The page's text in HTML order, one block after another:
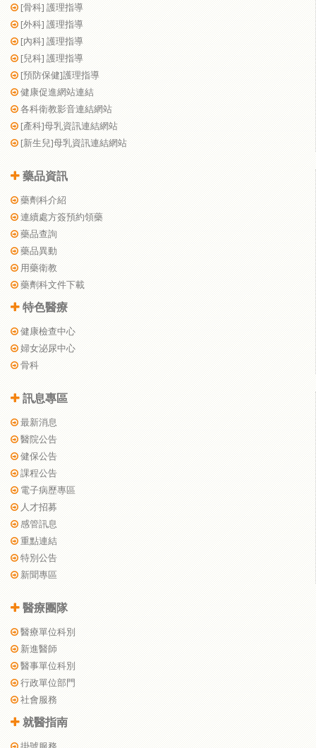
[骨科] 護理指導
[外科] 護理指導
[內科] 護理指導
[兒科] 護理指導
[預防保健]護理指導
健康促進網站連結
各科衛教影音連結網站
[產科]母乳資訊連結網站
[新生兒]母乳資訊連結網站
藥品資訊
藥劑科介紹
連續處方簽預約領藥
藥品查詢
藥品異動
用藥衛教
藥劑科文件下載
特色醫療
健康檢查中心
婦女泌尿中心
骨科
訊息專區
最新消息
醫院公告
健保公告
課程公告
電子病歷專區
人才招募
感管訊息
重點連結
特別公告
新聞專區
醫療團隊
醫療單位科別
新進醫師
醫事單位科別
行政單位部門
社會服務
就醫指南